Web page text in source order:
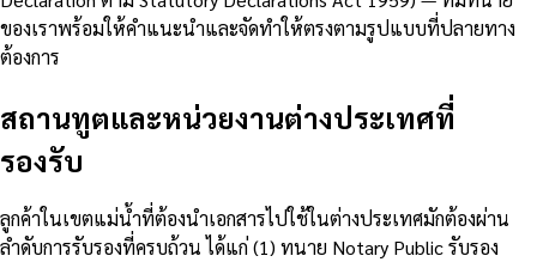
ของเราพร้อมให้คำแนะนำและจัดทำให้ตรงตามรูปแบบที่ปลายทาง
ต้องการ
สถานทูตและหน่วยงานต่างประเทศที่
รองรับ
ลูกค้าในเขตแม่น้ำที่ต้องนำเอกสารไปใช้ในต่างประเทศมักต้องผ่าน
ลำดับการรับรองที่ครบถ้วน ได้แก่ (1) ทนาย Notary Public รับรอง